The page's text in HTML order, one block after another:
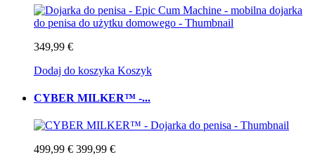
349,99 €
Dodaj do koszyka Koszyk
CYBER MILKER™ -...
499,99 € 399,99 €